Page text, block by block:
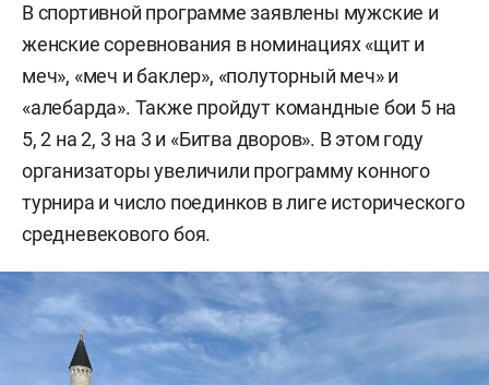
В спортивной программе заявлены мужские и
женские соревнования в номинациях «щит и
меч», «меч и баклер», «полуторный меч» и
«алебарда». Также пройдут командные бои 5 на
5, 2 на 2, 3 на 3 и «Битва дворов». В этом году
организаторы увеличили программу конного
турнира и число поединков в лиге исторического
средневекового боя.